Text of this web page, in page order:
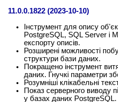
11.0.0.1822 (2023-10-10)
Інструмент для опису
PostgreSQL, SQL Server і
експорту описів.
Розширені можливості
структури бази даних.
Покращено інструмент
даних. Гнучкі параметри
Розумніші клікабельні
Показ серверного виводу
у базах даних PostgreSQL.